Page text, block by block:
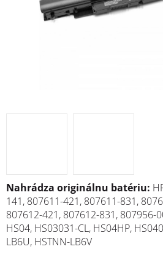
Nahrádza originálnu batériu:
141, 807611-421, 807611-831,
807612-421, 807612-831, 807956-
HS04, HS03031-CL, HS04HP,
LB6U, HSTNN-LB6V